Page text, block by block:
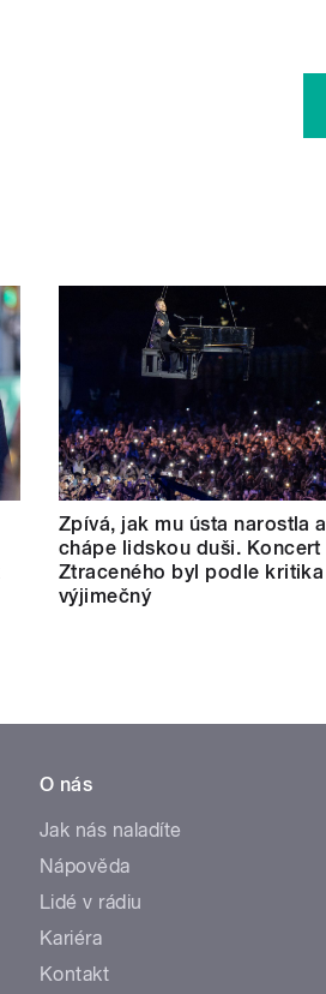
Zpívá, jak mu ústa narostla a
chápe lidskou duši. Koncert
Ztraceného byl podle kritika
výjimečný
O nás
Jak nás naladíte
Nápověda
Lidé v rádiu
Kariéra
Kontakt